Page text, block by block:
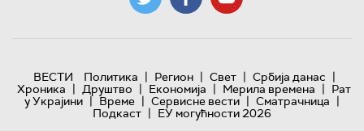
ВЕСТИ Политика | Регион | Свет | Србија данас |
Хроника | Друштво | Економија | Мерила времена | Рат
у Украјини | Време | Сервисне вести | Сматрачница |
Подкаст | ЕУ могућности 2026